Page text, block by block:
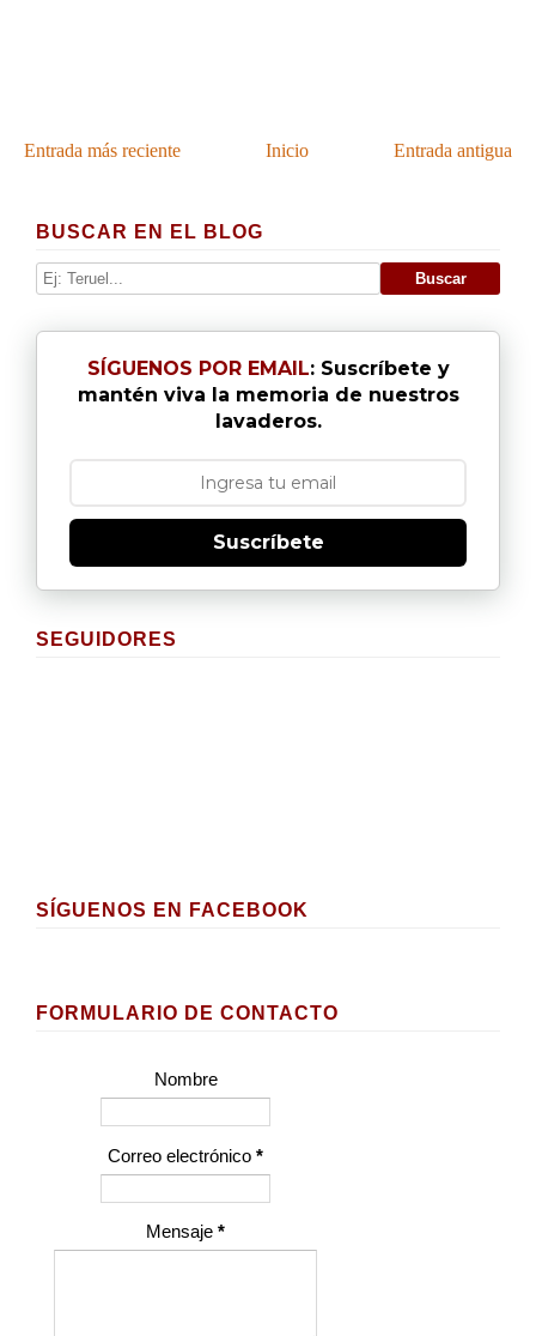
Entrada más reciente Entrada antigua
Inicio
BUSCAR EN EL BLOG
SÍGUENOS POR EMAIL: Suscríbete y
mantén viva la memoria de nuestros
lavaderos.
Suscríbete
SEGUIDORES
SÍGUENOS EN FACEBOOK
FORMULARIO DE CONTACTO
Nombre
Correo electrónico *
Mensaje *